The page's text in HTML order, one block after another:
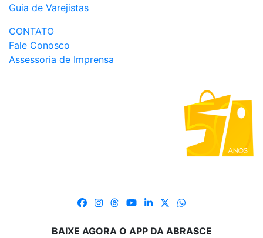
Guia de Varejistas
CONTATO
Fale Conosco
Assessoria de Imprensa
BAIXE AGORA O APP DA ABRASCE